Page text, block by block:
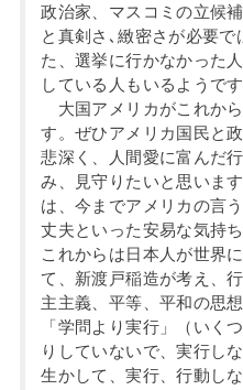
政治家、マスコミの立候
と真剣さ､緻密さが必要で
た、選挙に行かなかった
している人もいるようです
大国アメリカがこれか
す。ぜひアメリカ国民と
悲深く、人間愛に富んだ
み、見守りたいと思いま
は、今までアメリカの言
丈夫といった安易な気持
これからは日本人が世界
て、新渡戸稲造が考え、
主主義、平等、平和の思
「学問より実行」（いく
りしていないで、実行し
生かして、実行、行動し